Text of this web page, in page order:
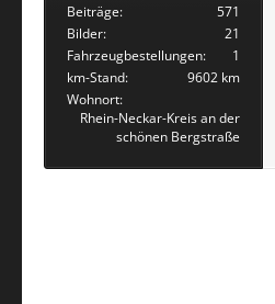
Beiträge
571
Bilder
21
Fahrzeugbestellungen
1
km-Stand
9602 km
Wohnort
Rhein-Neckar-Kreis an der
schönen Bergstraße